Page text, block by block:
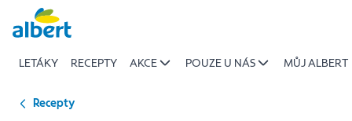
Přeskočit
LETÁKY RECEPTY AKCE POUZE U NÁS MŮJ ALBERT
Recepty